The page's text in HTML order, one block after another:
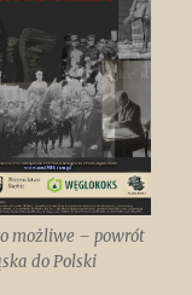
możliwe – powrót
do Polski